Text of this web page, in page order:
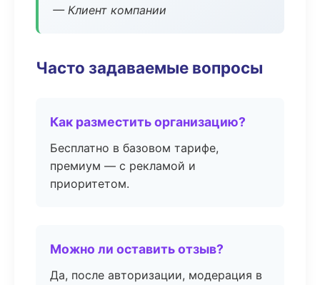
— Клиент компании
Часто задаваемые вопросы
Как разместить организацию?
Бесплатно в базовом тарифе,
премиум — с рекламой и
приоритетом.
Можно ли оставить отзыв?
Да, после авторизации, модерация в